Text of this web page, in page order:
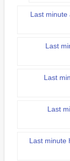
Last minute
Last
Last
Last
Last minute